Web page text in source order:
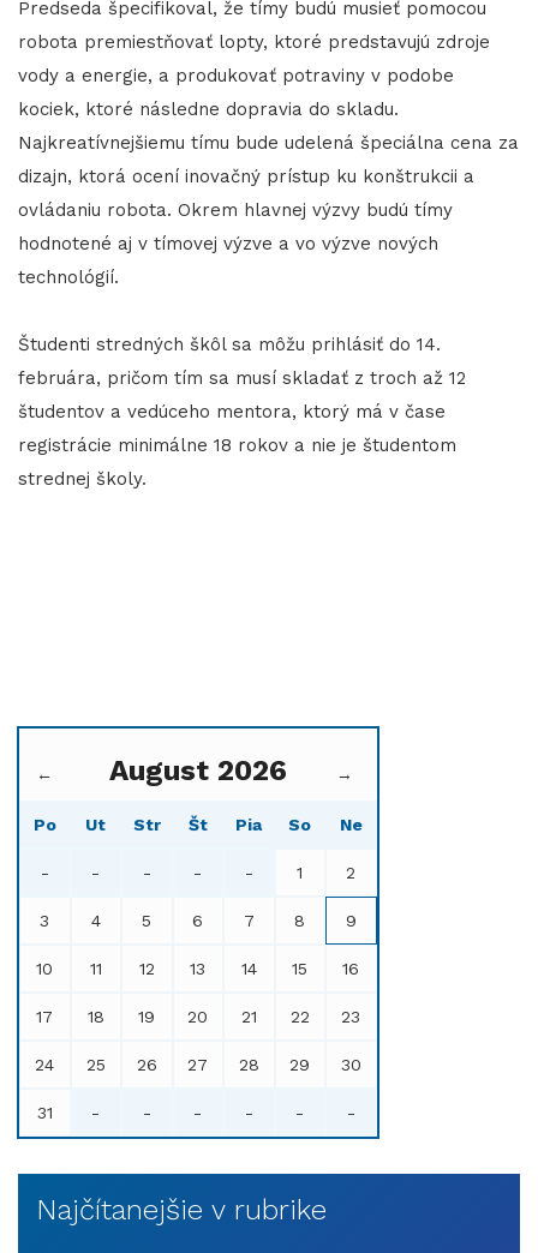
Predseda špecifikoval, že tímy budú musieť pomocou
robota premiestňovať lopty, ktoré predstavujú zdroje
vody a energie, a produkovať potraviny v podobe
kociek, ktoré následne dopravia do skladu.
Najkreatívnejšiemu tímu bude udelená špeciálna cena za
dizajn, ktorá ocení inovačný prístup ku konštrukcii a
ovládaniu robota. Okrem hlavnej výzvy budú tímy
hodnotené aj v tímovej výzve a vo výzve nových
technológií.
Študenti stredných škôl sa môžu prihlásiť do 14.
februára, pričom tím sa musí skladať z troch až 12
študentov a vedúceho mentora, ktorý má v čase
registrácie minimálne 18 rokov a nie je študentom
strednej školy.
← August 2026 →
Po Ut Str Št Pia So Ne
- - - - - 1 2
3 4 5 6 7 8 9
10 11 12 13 14 15 16
17 18 19 20 21 22 23
24 25 26 27 28 29 30
31 - - - - - -
Najčítanejšie v rubrike